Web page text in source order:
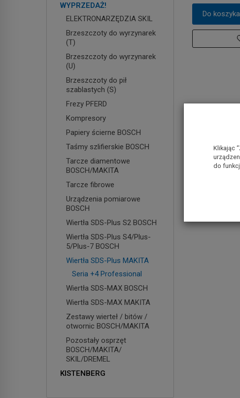
Do koszyka
WYPRZEDAŻ!
ELEKTRONARZĘDZIA SKIL
Brzeszczoty do wyrzynarek
(T)
Brzeszczoty do wyrzynarek
(U)
Brzeszczoty do pił
szablastych (S)
Frezy PFERD
Kompresory
Papiery ścierne BOSCH
Taśmy szlifierskie BOSCH
Tarcze diamentowe
BOSCH/MAKITA
Tarcze fibrowe
Urządzenia pomiarowe
BOSCH
Wiertła SDS-Plus S2 BOSCH
Wiertła SDS-Plus S4/Plus-
5/Plus-7 BOSCH
Wiertła SDS-Plus MAKITA
Seria +4 Professional
Wiertła SDS-MAX BOSCH
Wiertła SDS-MAX MAKITA
Zestawy wierteł / bitów /
otwornic BOSCH/MAKITA
Pozostały osprzęt
BOSCH/MAKITA/
SKIL/DREMEL
KISTENBERG
Klikając
do